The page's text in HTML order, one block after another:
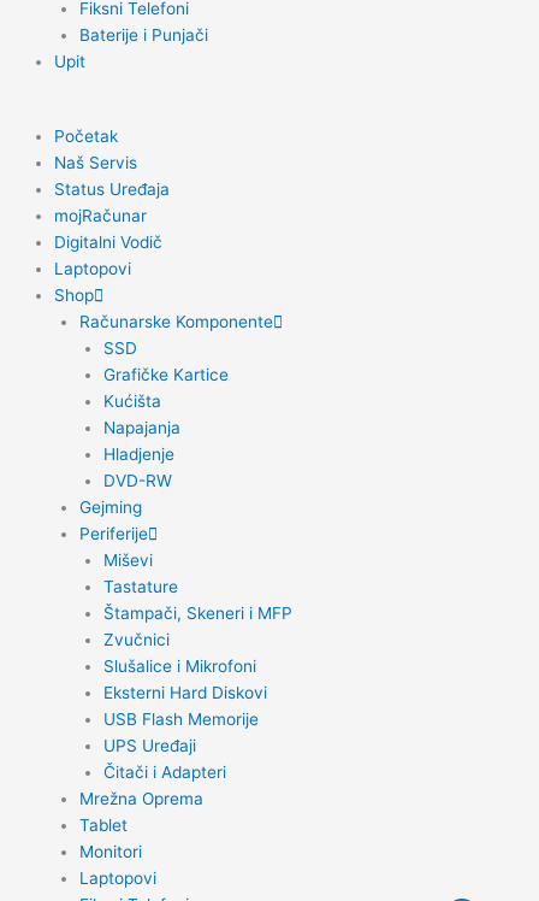
Fiksni Telefoni
Baterije i Punjači
Upit
Početak
Naš Servis
Status Uređaja
mojRačunar
Digitalni Vodič
Laptopovi
Shop
Računarske Komponente
SSD
Grafičke Kartice
Kućišta
Napajanja
Hladjenje
DVD-RW
Gejming
Periferije
Miševi
Tastature
Štampači, Skeneri i MFP
Zvučnici
Slušalice i Mikrofoni
Eksterni Hard Diskovi
USB Flash Memorije
UPS Uređaji
Čitači i Adapteri
Mrežna Oprema
Tablet
Monitori
Laptopovi